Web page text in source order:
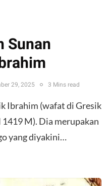
Sunan
29, 2025 3 Mins read
Ibrahim (wafat di Gresik
M). Dia merupakan
yang diyakini…